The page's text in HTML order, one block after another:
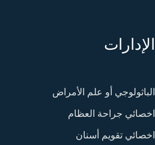
الإدارات
الباثولوجي أو علم الأمراض
اخصائي جراحة العظام
اخصائي تقويم أسنان